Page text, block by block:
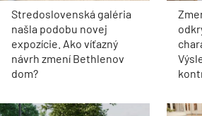
Stredoslovenská galéria
našla podobu novej
expozície. Ako víťazný
návrh zmení Bethlenov
dom?